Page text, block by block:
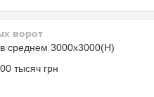
ворот
среднем 3000х3000(Н)
тысяч грн